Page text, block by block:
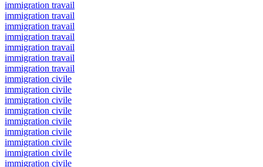
immigration travail
immigration travail
immigration travail
immigration travail
immigration travail
immigration travail
immigration travail
immigration civile
immigration civile
immigration civile
immigration civile
immigration civile
immigration civile
immigration civile
immigration civile
immigration civile